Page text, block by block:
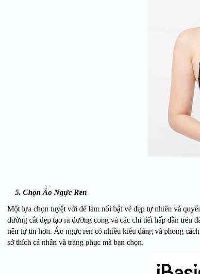
5. Chọn Áo Ngực Ren
Một lựa chọn tuyệt vời để làm nổi bật vẻ đẹp tự nhiên và
đường cắt đẹp tạo ra đường cong và các chi tiết hấp dẫn trên
nên tự tin hơn. Áo ngực ren có nhiều kiểu dáng và phong
sở thích cá nhân và trang phục mà bạn chọn.